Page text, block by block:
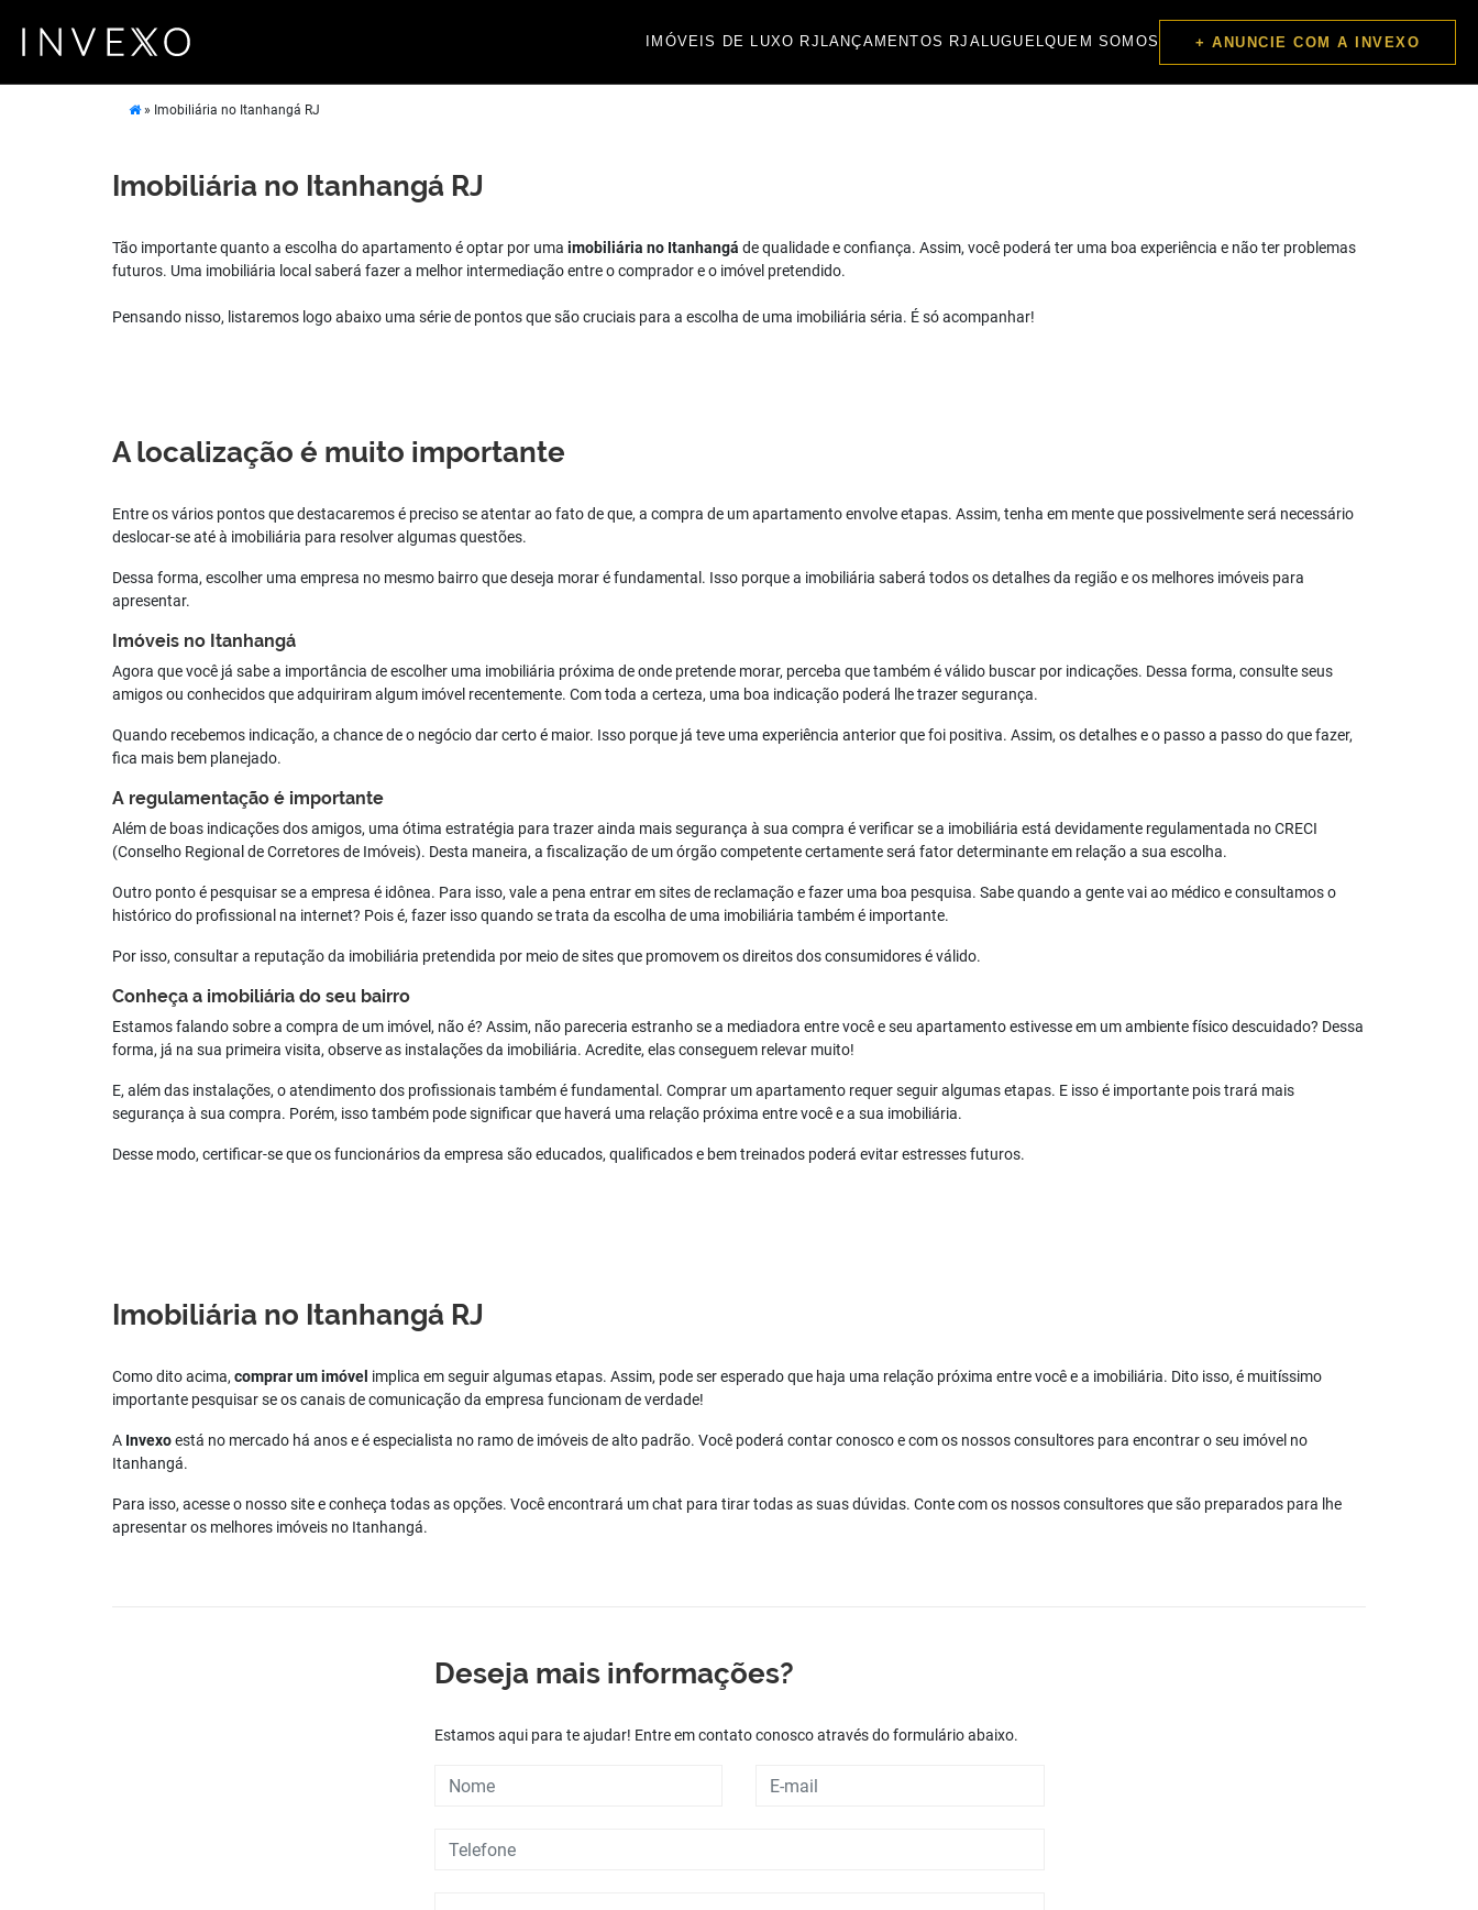
IMÓVEIS DE LUXO RJ LANÇAMENTOS RJ ALUGUELQUEM SOMOS + ANUNCIE COM A INVEXO
» Imobiliária no Itanhangá RJ
Imobiliária no Itanhangá RJ
Tão importante quanto a escolha do apartamento é optar por uma imobiliária no Itanhangá de qualidade e confiança. Assim, você poderá ter uma boa experiência e não ter problemas
futuros. Uma imobiliária local saberá fazer a melhor intermediação entre o comprador e o imóvel pretendido.
Pensando nisso, listaremos logo abaixo uma série de pontos que são cruciais para a escolha de uma imobiliária séria. É só acompanhar!
A localização é muito importante
Entre os vários pontos que destacaremos é preciso se atentar ao fato de que, a compra de um apartamento envolve etapas. Assim, tenha em mente que possivelmente será necessário
deslocar-se até à imobiliária para resolver algumas questões.
Dessa forma, escolher uma empresa no mesmo bairro que deseja morar é fundamental. Isso porque a imobiliária saberá todos os detalhes da região e os melhores imóveis para
apresentar.
Imóveis no Itanhangá
Agora que você já sabe a importância de escolher uma imobiliária próxima de onde pretende morar, perceba que também é válido buscar por indicações. Dessa forma, consulte seus
amigos ou conhecidos que adquiriram algum imóvel recentemente. Com toda a certeza, uma boa indicação poderá lhe trazer segurança.
Quando recebemos indicação, a chance de o negócio dar certo é maior. Isso porque já teve uma experiência anterior que foi positiva. Assim, os detalhes e o passo a passo do que fazer,
fica mais bem planejado.
A regulamentação é importante
Além de boas indicações dos amigos, uma ótima estratégia para trazer ainda mais segurança à sua compra é verificar se a imobiliária está devidamente regulamentada no CRECI
(Conselho Regional de Corretores de Imóveis). Desta maneira, a fiscalização de um órgão competente certamente será fator determinante em relação a sua escolha.
Outro ponto é pesquisar se a empresa é idônea. Para isso, vale a pena entrar em sites de reclamação e fazer uma boa pesquisa. Sabe quando a gente vai ao médico e consultamos o
histórico do profissional na internet? Pois é, fazer isso quando se trata da escolha de uma imobiliária também é importante.
Por isso, consultar a reputação da imobiliária pretendida por meio de sites que promovem os direitos dos consumidores é válido.
Conheça a imobiliária do seu bairro
Estamos falando sobre a compra de um imóvel, não é? Assim, não pareceria estranho se a mediadora entre você e seu apartamento estivesse em um ambiente físico descuidado? Dessa
forma, já na sua primeira visita, observe as instalações da imobiliária. Acredite, elas conseguem relevar muito!
E, além das instalações, o atendimento dos profissionais também é fundamental. Comprar um apartamento requer seguir algumas etapas. E isso é importante pois trará mais
segurança à sua compra. Porém, isso também pode significar que haverá uma relação próxima entre você e a sua imobiliária.
Desse modo, certificar-se que os funcionários da empresa são educados, qualificados e bem treinados poderá evitar estresses futuros.
Imobiliária no Itanhangá RJ
Como dito acima, comprar um imóvel implica em seguir algumas etapas. Assim, pode ser esperado que haja uma relação próxima entre você e a imobiliária. Dito isso, é muitíssimo
importante pesquisar se os canais de comunicação da empresa funcionam de verdade!
A Invexoestá no mercado há anos e é especialista no ramo de imóveis de alto padrão. Você poderá contar conosco e com os nossos consultores para encontrar o seu imóvel no
Itanhangá.
Para isso, acesse o nosso site e conheça todas as opções. Você encontrará um chat para tirar todas as suas dúvidas. Conte com os nossos consultores que são preparados para lhe
apresentar os melhores imóveis no Itanhangá.
Deseja mais informações?
Estamos aqui para te ajudar! Entre em contato conosco através do formulário abaixo.